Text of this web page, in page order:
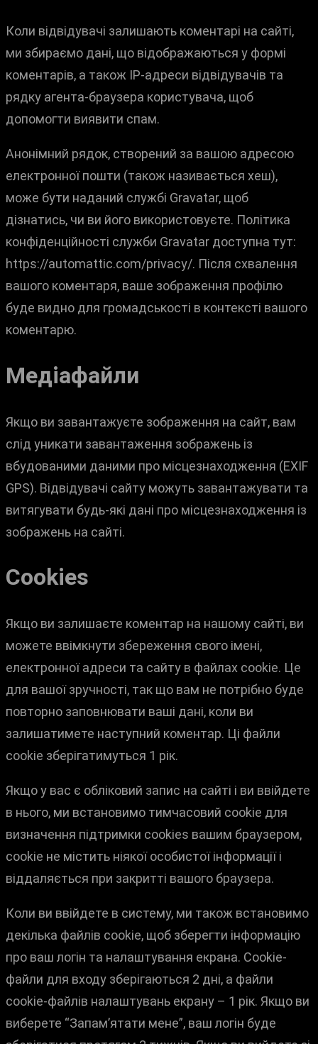
Коли відвідувачі залишають коментарі на сайті,
ми збираємо дані, що відображаються у формі
коментарів, а також IP-адреси відвідувачів та
рядку агента-браузера користувача, щоб
допомогти виявити спам.
Анонімний рядок, створений за вашою адресою
електронної пошти (також називається хеш),
може бути наданий службі Gravatar, щоб
дізнатись, чи ви його використовуєте. Політика
конфіденційності служби Gravatar доступна тут:
https://automattic.com/privacy/. Після схвалення
вашого коментаря, ваше зображення профілю
буде видно для громадськості в контексті вашого
коментарю.
Медіафайли
Якщо ви завантажуєте зображення на сайт, вам
слід уникати завантаження зображень із
вбудованими даними про місцезнаходження (EXIF
GPS). Відвідувачі сайту можуть завантажувати та
витягувати будь-які дані про місцезнаходження із
зображень на сайті.
Cookies
Якщо ви залишаєте коментар на нашому сайті, ви
можете ввімкнути збереження свого імені,
електронної адреси та сайту в файлах cookie. Це
для вашої зручності, так що вам не потрібно буде
повторно заповнювати ваші дані, коли ви
залишатимете наступний коментар. Ці файли
cookie зберігатимуться 1 рік.
Якщо у вас є обліковий запис на сайті і ви ввійдете
в нього, ми встановимо тимчасовий cookie для
визначення підтримки cookies вашим браузером,
cookie не містить ніякої особистої інформації і
віддаляється при закритті вашого браузера.
Коли ви ввійдете в систему, ми також встановимо
декілька файлів cookie, щоб зберегти інформацію
про ваш логін та налаштування екрана. Cookie-
файли для входу зберігаються 2 дні, а файли
cookie-файлів налаштувань екрану – 1 рік. Якщо ви
виберете “Запам’ятати мене”, ваш логін буде